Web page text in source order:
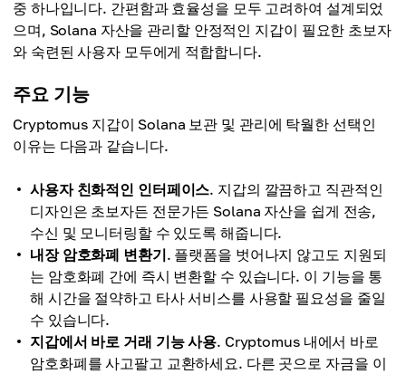
중 하나입니다. 간편함과 효율성을 모두 고려하여 설계되었
으며, Solana 자산을 관리할 안정적인 지갑이 필요한 초보자
와 숙련된 사용자 모두에게 적합합니다.
주요 기능
Cryptomus 지갑이 Solana 보관 및 관리에 탁월한 선택인
이유는 다음과 같습니다.
사용자 친화적인 인터페이스. 지갑의 깔끔하고 직관적인
디자인은 초보자든 전문가든 Solana 자산을 쉽게 전송,
수신 및 모니터링할 수 있도록 해줍니다.
내장 암호화폐 변환기. 플랫폼을 벗어나지 않고도 지원되
는 암호화폐 간에 즉시 변환할 수 있습니다. 이 기능을 통
해 시간을 절약하고 타사 서비스를 사용할 필요성을 줄일
수 있습니다.
지갑에서 바로 거래 기능 사용. Cryptomus 내에서 바로
암호화폐를 사고팔고 교환하세요. 다른 곳으로 자금을 이